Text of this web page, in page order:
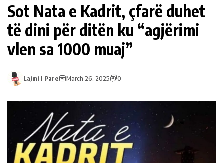
Sot Nata e Kadrit, çfarë duhet
të dini për ditën ku “agjërimi
vlen sa 1000 muaj”
Lajmi I Pare March 26, 2025 0